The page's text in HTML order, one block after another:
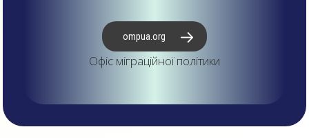
ompua.org
Офіс міграційної політики